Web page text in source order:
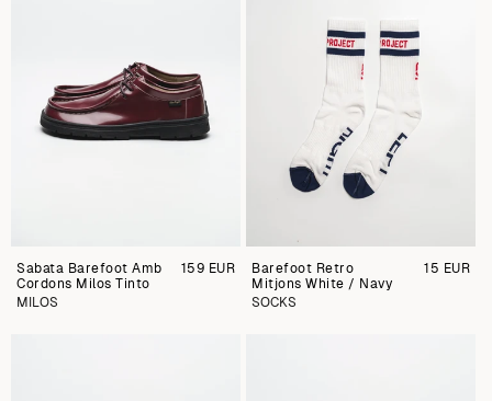
Sabata Barefoot Amb
Cordons Milos Tinto
MILOS
Preu
159 EUR
Barefoot Retro
Mitjons White / Navy
SOCKS
Preu
15 EUR